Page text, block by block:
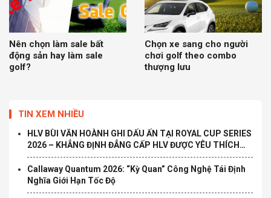
Nên chọn làm sale bất
động sản hay làm sale
golf?
Chọn xe sang cho người
chơi golf theo combo
thượng lưu
TIN XEM NHIỀU
HLV BÙI VĂN HOÀNH GHI DẤU ẤN TẠI ROYAL CUP SERIES
2026 – KHẲNG ĐỊNH ĐẲNG CẤP HLV ĐƯỢC YÊU THÍCH
TẠI TP.HCM
Callaway Quantum 2026: “Kỳ Quan” Công Nghệ Tái Định
Nghĩa Giới Hạn Tốc Độ